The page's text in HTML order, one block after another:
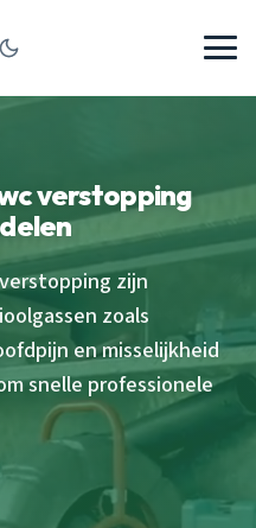
verstopping
zijn
zoals
en misselijkheid
snelle professionele